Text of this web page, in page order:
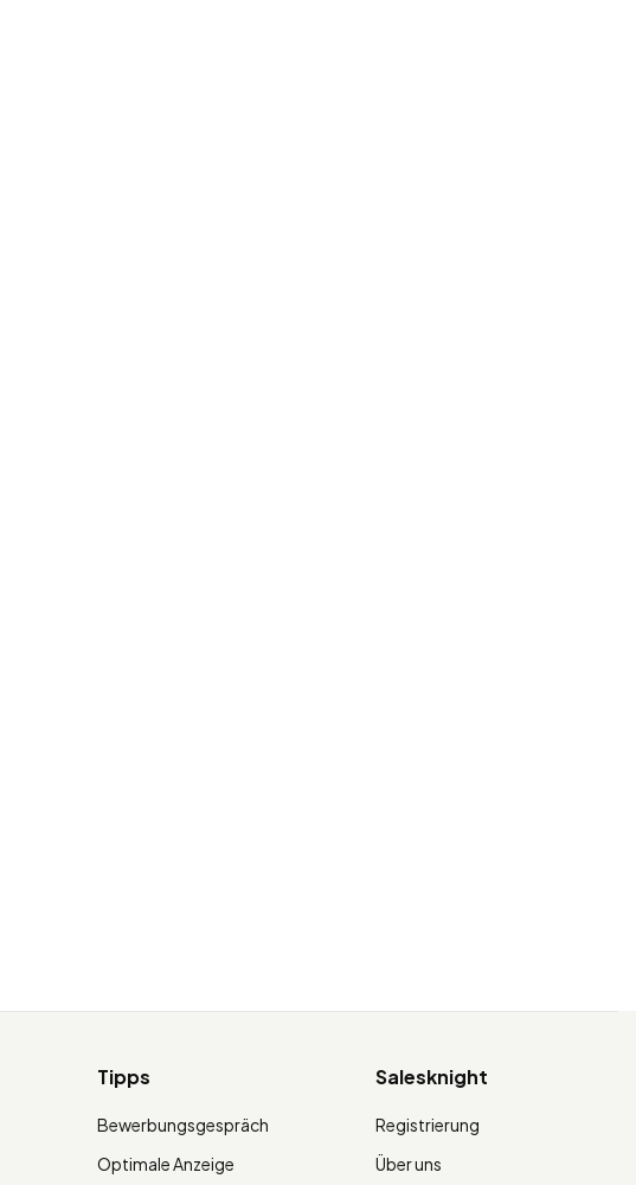
Tipps
Bewerbungsgespräch
Optimale Anzeige
Salesknight
Registrierung
Über uns